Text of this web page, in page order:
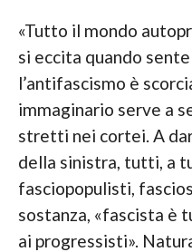
«Tutto il mondo
si eccita quando
l’antifascismo è
immaginario serve a
stretti nei cortei. A
della sinistra, tutti, a
fasciopopulisti,
sostanza, «fascista è
ai progressisti».